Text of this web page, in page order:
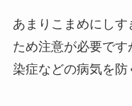
あまりこまめにし
ため注意が必要で
染症などの病気を防